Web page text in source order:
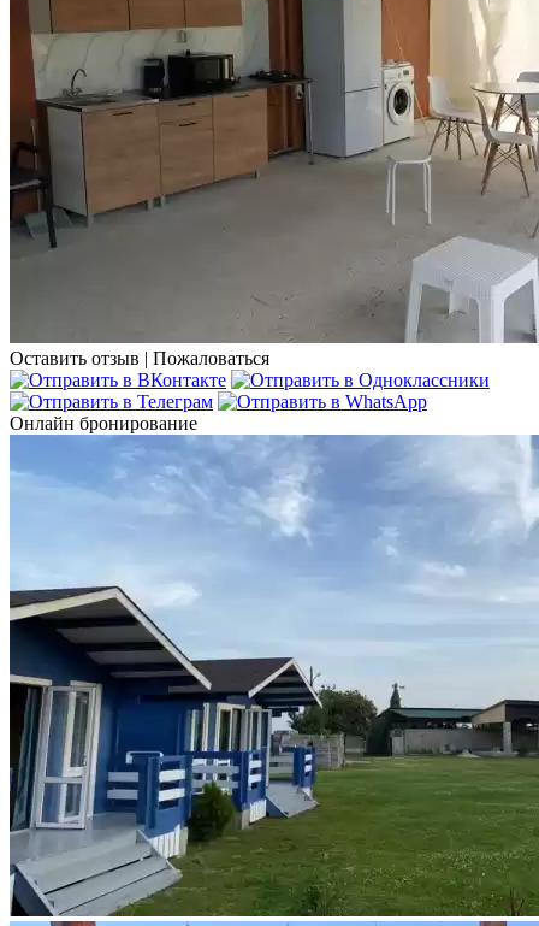
Оставить отзыв | Пожаловаться
Онлайн бронирование